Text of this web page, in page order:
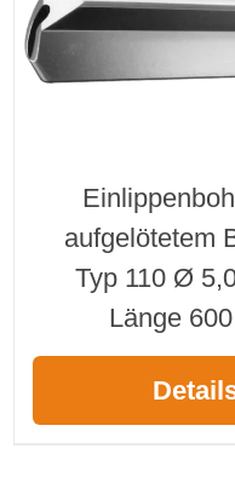
aufgelötetem
Typ 110 Ø
Länge